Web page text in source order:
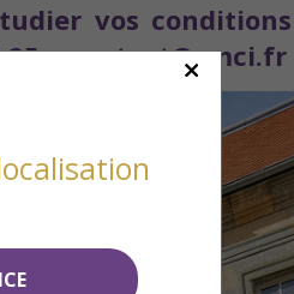
vos
– contact@smci.fr